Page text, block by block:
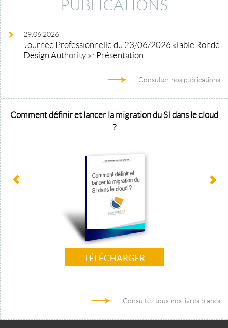
PUBLICATIONS
29.06.2026
Journée Professionnelle du 23/06/2026 «Table Ronde
Design Authority » : Présentation
Consulter nos publications
Comment définir et lancer la migration du SI dans le cloud
?
TÉLÉCHARGER
Consultez tous nos livres blancs